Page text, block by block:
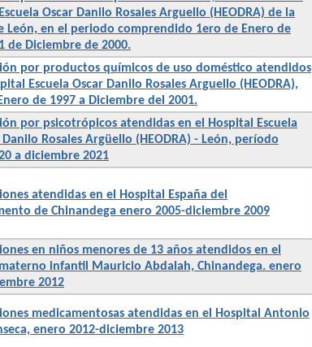
Oscar Danilo Rosales Arguello (HEODRA) de la
León, en el periodo comprendido 1ero de Enero de
de Diciembre de 2000.
por productos químicos de uso doméstico atendidos
Escuela Oscar Danilo Rosales Arguello (HEODRA),
de 1997 a Diciembre del 2001.
por psicotrópicos atendidas en el Hospital Escuela
Danilo Rosales Argüello (HEODRA) - León, período
a diciembre 2021
atendidas en el Hospital España del
de Chinandega enero 2005-diciembre 2009
en niños menores de 13 años atendidos en el
infantil Mauricio Abdalah, Chinandega. enero
2012
medicamentosas atendidas en el Hospital Antonio
enero 2012-diciembre 2013